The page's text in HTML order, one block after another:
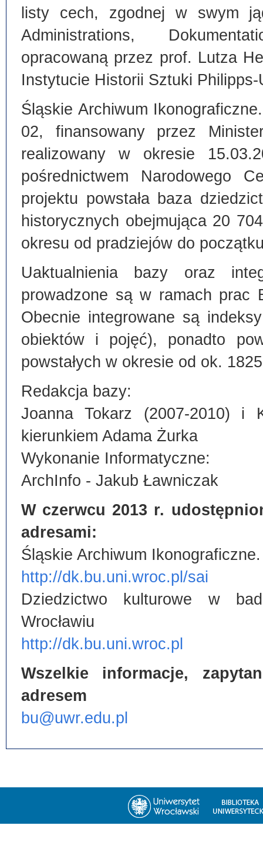
listy cech, zgodnej w swym
Administrations,
opracowaną przez prof. Lutza
Instytucie Historii Sztuki
Śląskie Archiwum
02, finansowany przez
realizowany w okresie
pośrednictwem Narodowego
projektu powstała baza
historycznych obejmująca 20
okresu od pradziejów do
Uaktualnienia bazy oraz
prowadzone są w ramach prac
Obecnie integrowane są
obiektów i pojęć), ponadto
powstałych w okresie od ok.
Redakcja bazy:
Joanna Tokarz (2007-2010) i
kierunkiem Adama Żurka
Wykonanie Informatyczne:
ArchInfo - Jakub Ławniczak
W czerwcu 2013 r.
adresami:
Śląskie Archiwum Ikonograficzne.
http://dk.bu.uni.wroc.pl/sai
Dziedzictwo kulturowe w
Wrocławiu
http://dk.bu.uni.wroc.pl
Wszelkie informacje,
adresem
bu@uwr.edu.pl